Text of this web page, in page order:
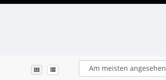
Am meisten angesehen